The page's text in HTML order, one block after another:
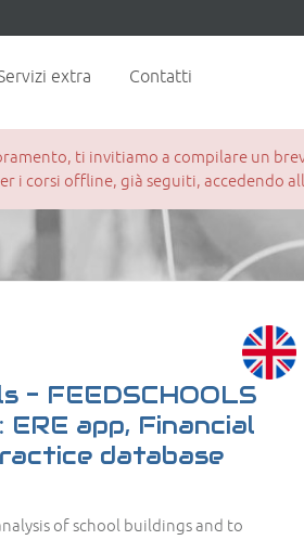
extra Contatti
ti invitiamo a compilare un
i corsi offline, già seguiti, accedendo
- FEEDSCHOOLS
app, Financial
database
of school buildings and to